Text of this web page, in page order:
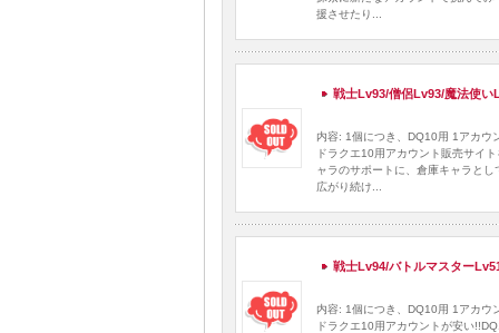
援させたり...
戦士Lv93/僧侶Lv93/魔法使い
内容: 1個につき、DQ10用 1アカウ
ドラクエ10用アカウント販売サイ
ャラのサポートに、倉庫キャラと
広がり続け...
戦士Lv94/バトルマスター
内容: 1個につき、DQ10用 1アカウ
ドラクエ10用アカウントが安い